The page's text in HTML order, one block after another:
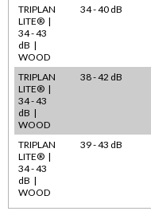
TRIPLAN
LITE® |
34 - 43
dB |
WOOD
34 - 40 dB
TRIPLAN
LITE® |
34 - 43
dB |
WOOD
38 - 42 dB
TRIPLAN
LITE® |
34 - 43
dB |
WOOD
39 - 43 dB